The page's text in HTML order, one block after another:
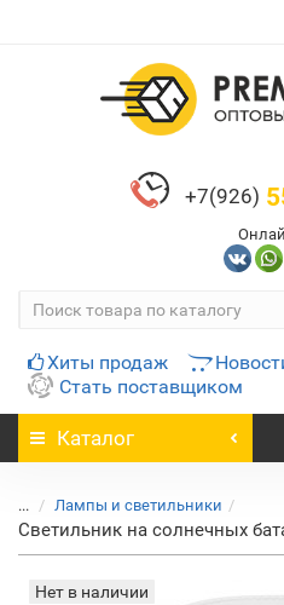
+7(926)
Хиты продаж
Стать поставщиком
Каталог
... Лампы и светильники
Светильник на солнечных
Нет в наличии